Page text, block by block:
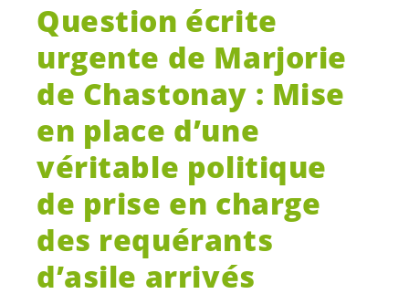
Question écrite
urgente de Marjorie
de Chastonay : Mise
en place d’une
véritable politique
de prise en charge
des requérants
d’asile arrivés